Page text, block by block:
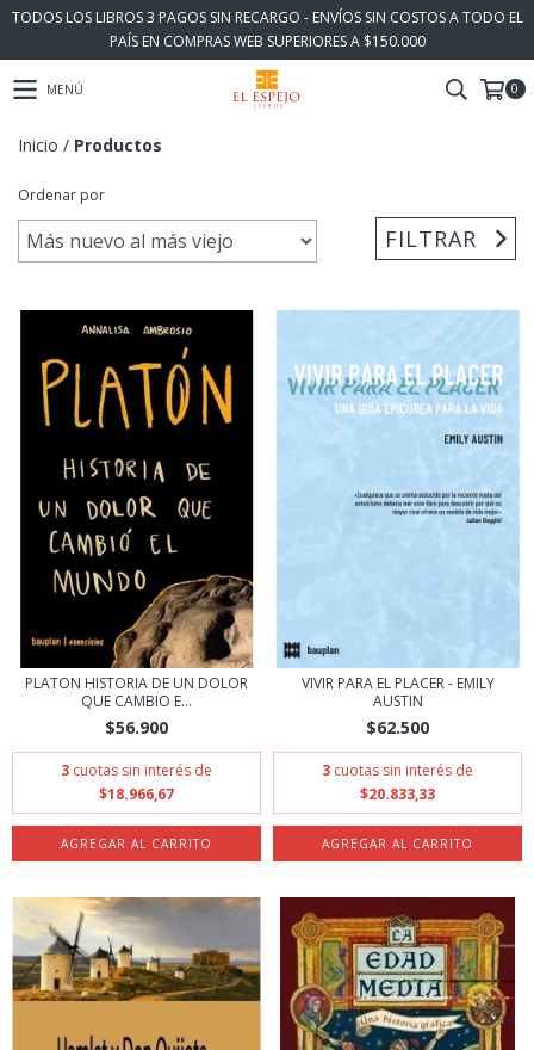
TODOS LOS LIBROS 3 PAGOS SIN RECARGO - ENVÍOS SIN COSTOS A TODO EL
PAÍS EN COMPRAS WEB SUPERIORES A $150.000
MENÚ 0
Inicio / Productos
Ordenar por
FILTRAR
PLATON HISTORIA DE UN DOLOR
QUE CAMBIO E...
$56.900
3 cuotas sin interés de
$18.966,67
VIVIR PARA EL PLACER - EMILY
AUSTIN
$62.500
3 cuotas sin interés de
$20.833,33